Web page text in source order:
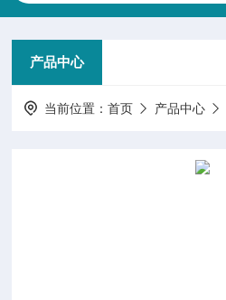
产品中心
当前位置：首页 产品中心